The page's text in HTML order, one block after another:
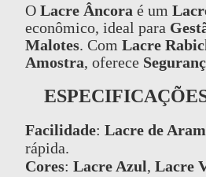
O Lacre Âncora é um
econômico, ideal para
Malotes. Com Lacre
Amostra, oferece
Facilidade: Lacre de
rápida.
Cores: Lacre Azul, Lacre